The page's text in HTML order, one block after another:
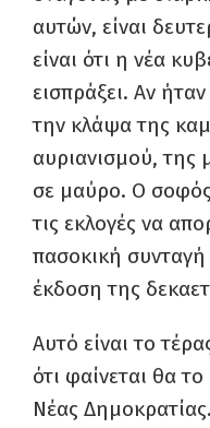
αυτών, είναι
είναι ότι η νέα
εισπράξει. Αν
την κλάψα της
αυριανισμού, της
σε μαύρο. Ο
τις εκλογές να
πασοκική
έκδοση της
Αυτό είναι το
ότι φαίνεται θα
Νέας